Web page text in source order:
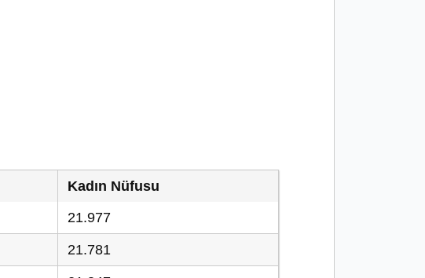
Kadın Nüfusu
21.977
21.781